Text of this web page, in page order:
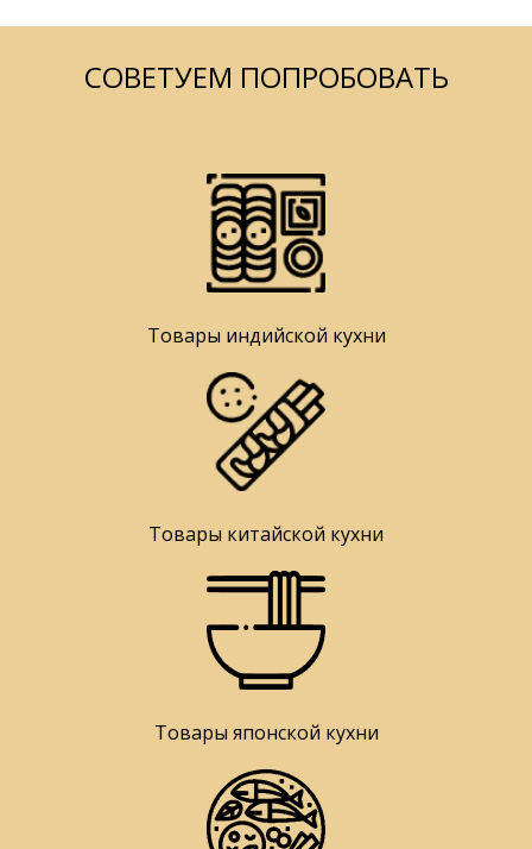
СОВЕТУЕМ ПОПРОБОВАТЬ
Товары индийской кухни
Товары китайской кухни
Товары японской кухни